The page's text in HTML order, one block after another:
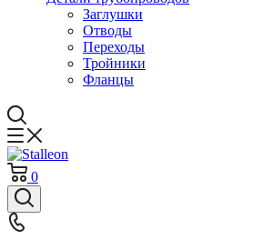
Заглушки
Отводы
Переходы
Тройники
Фланцы
0